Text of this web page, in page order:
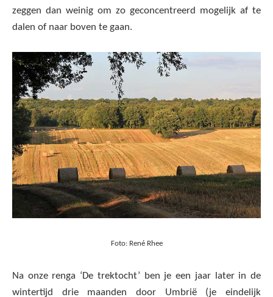
zeggen dan weinig om zo geconcentreerd mogelijk af te
dalen of naar boven te gaan.
Foto: René Rhee
Na onze renga ‘De trektocht’ ben je een jaar later in de
wintertijd drie maanden door Umbrië (je eindelijk